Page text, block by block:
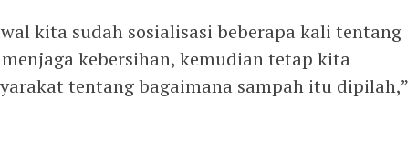
kita sudah sosialisasi beberapa kali tentang
kebersihan, kemudian tetap kita
tentang bagaimana sampah itu dipilah,”